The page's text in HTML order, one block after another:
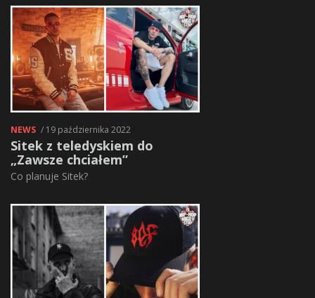
NEWS / 19 października 2022
Sitek z teledyskiem do
„Zawsze chciałem”
Co planuje Sitek?